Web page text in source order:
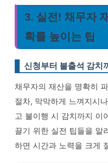
3. 실전! 채무자
확률 높이는 팁
신청부터 불출석 감치
채무자의 재산을 명확히
절차, 막막하게 느껴지시
고 불이행 시 감치까지 이
끌기 위한 실전 팁들을 알
하면 시간과 노력을 크게